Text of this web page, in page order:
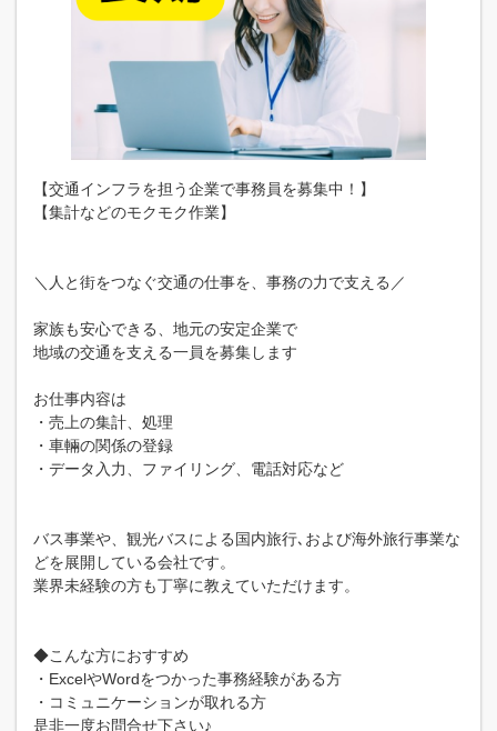
【交通インフラを担う企業で事務員を募集中！】
【集計などのモクモク作業】
＼人と街をつなぐ交通の仕事を、事務の力で支える／
家族も安心できる、地元の安定企業で
地域の交通を支える一員を募集します
お仕事内容は
・売上の集計、処理
・車輛の関係の登録
・データ入力、ファイリング、電話対応など
バス事業や、観光バスによる国内旅行､および海外旅行事業な
どを展開している会社です。
業界未経験の方も丁寧に教えていただけます。
◆こんな方におすすめ
・ExcelやWordをつかった事務経験がある方
・コミュニケーションが取れる方
是非一度お問合せ下さい♪